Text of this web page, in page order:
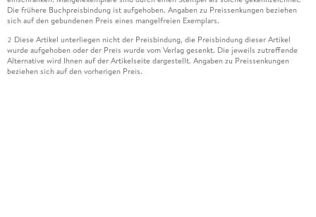
Die frühere Buchpreisbindung ist aufgehoben. Angaben zu Preissenkungen beziehen
sich auf den gebundenen Preis eines mangelfreien Exemplars.
2 Diese Artikel unterliegen nicht der Preisbindung, die Preisbindung dieser Artikel
wurde aufgehoben oder der Preis wurde vom Verlag gesenkt. Die jeweils zutreffende
Alternative wird Ihnen auf der Artikelseite dargestellt. Angaben zu Preissenkungen
beziehen sich auf den vorherigen Preis.